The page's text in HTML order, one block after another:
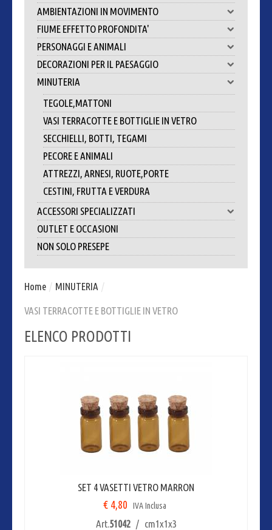
AMBIENTAZIONI IN MOVIMENTO
FIUME EFFETTO PROFONDITA'
PERSONAGGI E ANIMALI
DECORAZIONI PER IL PAESAGGIO
MINUTERIA
TEGOLE,MATTONI
VASI TERRACOTTE E BOTTIGLIE IN VETRO
SECCHIELLI, BOTTI, TEGAMI
PECORE E ANIMALI
ATTREZZI, ARNESI, RUOTE,PORTE
CESTINI, FRUTTA E VERDURA
ACCESSORI SPECIALIZZATI
OUTLET E OCCASIONI
NON SOLO PRESEPE
Home / MINUTERIA /
VASI TERRACOTTE E BOTTIGLIE IN VETRO
ELENCO PRODOTTI
SET 4 VASETTI VETRO MARRON
€ 4,80 IVA Inclusa
Art.51042/ cm1x1x3